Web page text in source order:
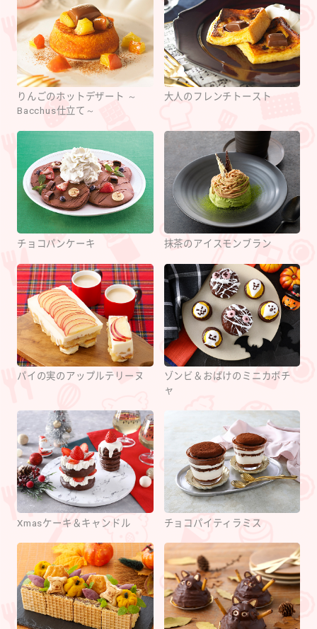
りんごのホットデザート ～
Bacchus仕立て～
大人のフレンチトースト
チョコパンケーキ 抹茶のアイスモンブラン
パイの実のアップルテリーヌ
ゾンビ＆おばけのミニカボチ
ャ
Xmasケーキ＆キャンドル チョコパイティラミス